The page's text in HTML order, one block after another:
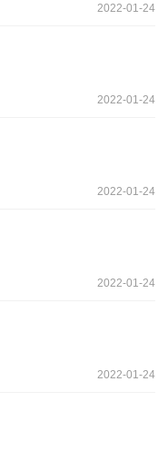
2022-01-24
2022-01-24
2022-01-24
2022-01-24
2022-01-24